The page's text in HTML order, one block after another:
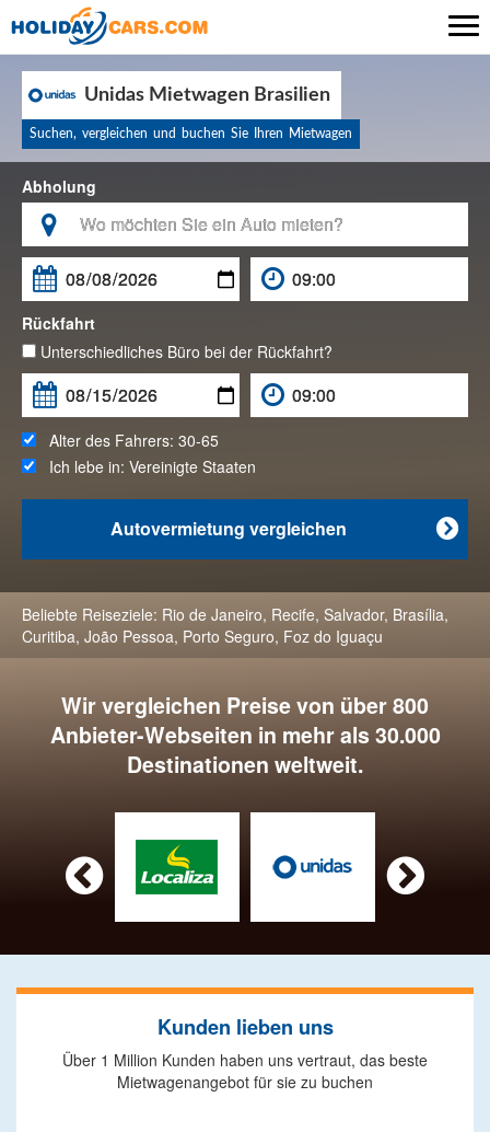
Unidas Mietwagen Brasilien
Suchen, vergleichen und buchen Sie Ihren Mietwagen
Abholung


Rückfahrt
Unterschiedliches Büro bei der Rückfahrt?
Alter des Fahrers: 30-65
Ich lebe in: Vereinigte Staaten

Autovermietung vergleichen
Beliebte Reiseziele: Rio de Janeiro, Recife, Salvador, Brasília,
Curitiba, João Pessoa, Porto Seguro, Foz do Iguaçu
Wir vergleichen Preise von über 800
Anbieter-Webseiten in mehr als 30.000
Destinationen weltweit.
 
Kunden lieben uns
Über 1 Million Kunden haben uns vertraut, das beste
Mietwagenangebot für sie zu buchen